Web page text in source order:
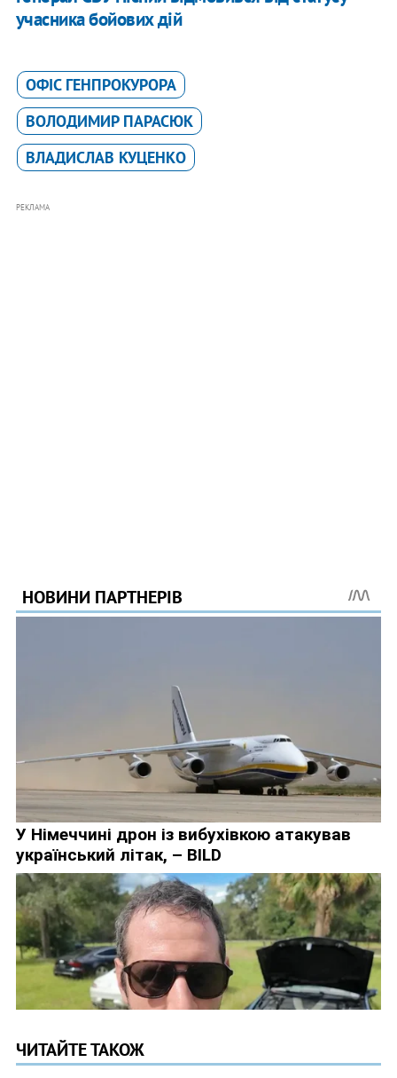
учасника бойових дій
ОФІС ГЕНПРОКУРОРА
ВОЛОДИМИР ПАРАСЮК
ВЛАДИСЛАВ КУЦЕНКО
РЕКЛАМА
ЧИТАЙТЕ ТАКОЖ